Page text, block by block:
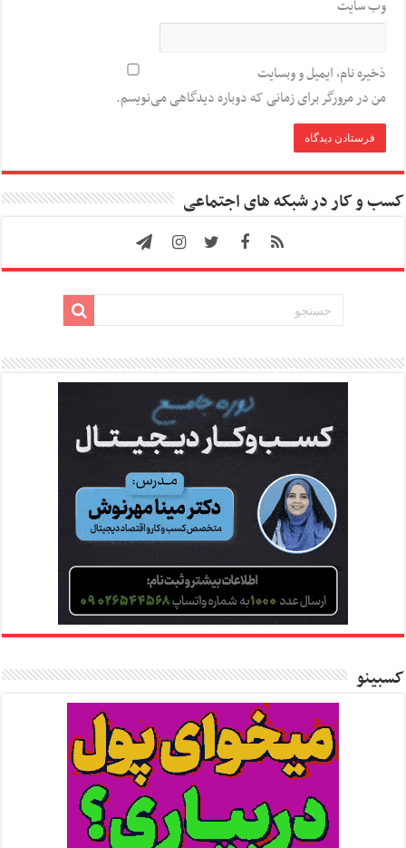
وب‌ سایت
ذخیره نام، ایمیل و وبسایت
من در مرورگر برای زمانی که دوباره دیدگاهی می‌نویسم.
کسب و کار در شبکه های اجتماعی
کسبینو